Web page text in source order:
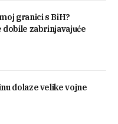
granici s BiH?
zabrinjavajuće
dolaze velike vojne